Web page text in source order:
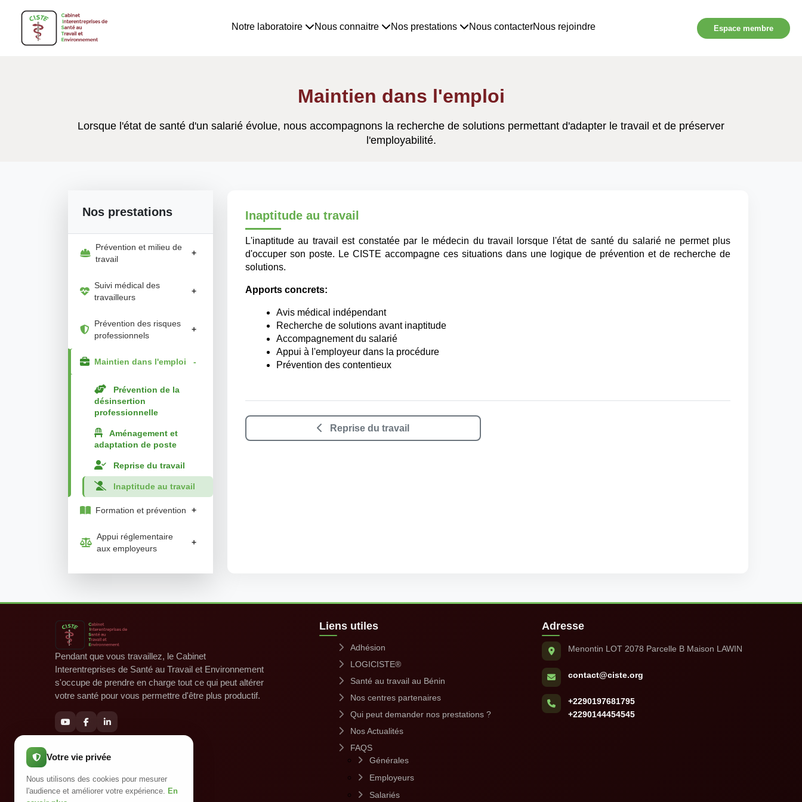
Notre laboratoire Nous connaitre Nos prestations Nous contacterNous rejoindre Espace membre
Maintien dans l'emploi
Lorsque l'état de santé d'un salarié évolue, nous accompagnons la recherche de solutions permettant d'adapter le travail et de préserver
l'employabilité.
Inaptitude au travail
L'inaptitude au travail est constatée par le médecin du travail lorsque l'état de santé du salarié ne permet plus
d'occuper son poste. Le CISTE accompagne ces situations dans une logique de prévention et de recherche de
solutions.
Apports concrets:
Avis médical indépendant
Recherche de solutions avant inaptitude
Accompagnement du salarié
Appui à l'employeur dans la procédure
Prévention des contentieux
Reprise du travail
Nos prestations
Prévention et milieu de
travail
+
Suivi médical des
travailleurs
+
Prévention des risques
professionnels
+
Maintien dans l'emploi -
Prévention de la
désinsertion
professionnelle
Aménagement et
adaptation de poste
Reprise du travail
Inaptitude au travail
Formation et prévention +
Appui réglementaire
aux employeurs
+
Pendant que vous travaillez, le Cabinet
Interentreprises de Santé au Travail et Environnement
s'occupe de prendre en charge tout ce qui peut altérer
votre santé pour vous permettre d'être plus productif.
Liens utiles
Adhésion
LOGICISTE®
Santé au travail au Bénin
Nos centres partenaires
Qui peut demander nos prestations ?
Nos Actualités
FAQS
Générales
Employeurs
Salariés
Adresse
Menontin LOT 2078 Parcelle B Maison LAWIN
contact@ciste.org
+2290197681795
+2290144454545
Votre vie privée
Nous utilisons des cookies pour mesurer
l'audience et améliorer votre expérience. En